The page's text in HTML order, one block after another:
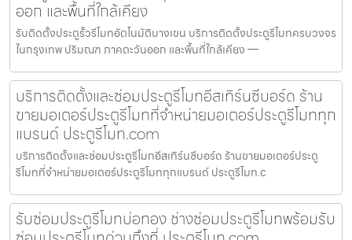
ออก และพื้นที่ใกล้เคียง
รับติดตั้งประตูรั้วรีโมทอัตโนมัติบางเขน บริการติดตั้งประตูรีโมทครบวงจร
ในกรุงเทพ ปริมณฑ ภาคตะวันออก และพื้นที่ใกล้เคียง —
บริการติดตั้งและซ่อมประตูรีโมทอีสเทิร์นซีบอร์ด ร้าน
ขายมอเตอร์ประตูรีโมทที่จำหน่ายมอเตอร์ประตูรีโมททุก
แบรนด์ ประตูรีโมท.com
บริการติดตั้งและซ่อมประตูรีโมทอีสเทิร์นซีบอร์ด ร้านขายมอเตอร์ประตู
รีโมทที่จำหน่ายมอเตอร์ประตูรีโมททุกแบรนด์ ประตูรีโมท.c
รับซ่อมประตูรีโมทบ่อทอง ช่างซ่อมประตูรีโมทพร้อมรับ